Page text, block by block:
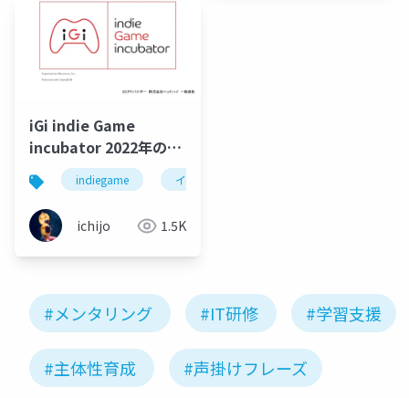
iGi indie Game
incubator 2022年の第
二期募集について
indiegame インディーゲーム
ichijo 1.5K
#メンタリング #IT研修 #学習支援
#主体性育成 #声掛けフレーズ